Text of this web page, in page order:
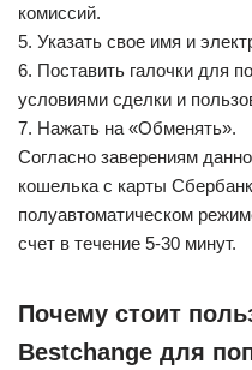
комиссий.
5. Указать свое имя и
6. Поставить галочки для
условиями сделки и
7. Нажать на «Обменять».
Согласно заверениям
кошелька с карты
полуавтоматическом
счет в течение 5-30 минут.
Почему стоит
Bestchange для